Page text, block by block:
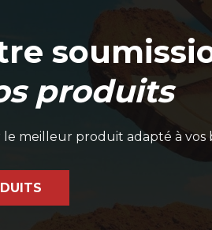
produits
meilleur produit adapté à vos